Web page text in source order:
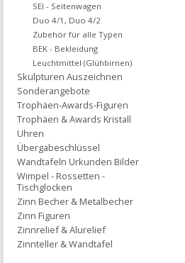
SEI - Seitenwagen
Duo 4/1, Duo 4/2
Zubehör für alle Typen
BEK - Bekleidung
Leuchtmittel (Glühbirnen)
Skulpturen Auszeichnen
Sonderangebote
Trophäen-Awards-Figuren
Trophäen & Awards Kristall
Uhren
Übergabeschlüssel
Wandtafeln Urkunden Bilder
Wimpel - Rossetten -
Tischglocken
Zinn Becher & Metalbecher
Zinn Figuren
Zinnrelief & Alurelief
Zinnteller & Wandtafel